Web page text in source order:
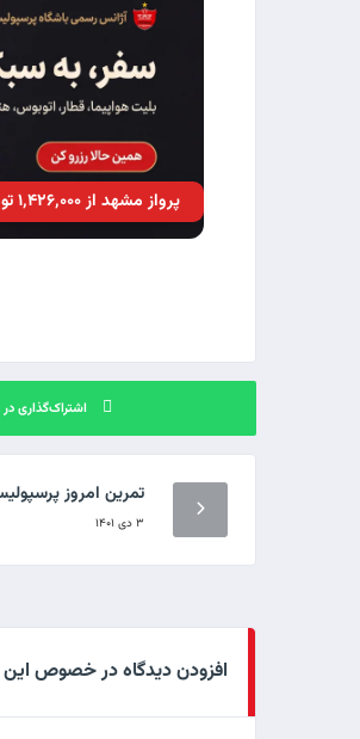
پرواز مشهد از ۱٬۴۲۶٬۰۰۰ تومان
اشتراک‌گذاری
تمرین امروز
۳ دی ۱۴۰۱
افزودن دیدگاه در خصوص